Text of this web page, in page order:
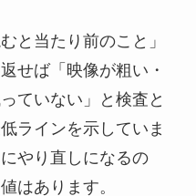
と当たり前のこと」
せば「映像が粗い・
ていない」と検査と
ラインを示していま
やり直しになるの
はあります。